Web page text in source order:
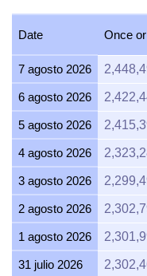
Date Once or
7 agosto 2026
6 agosto 2026
5 agosto 2026
4 agosto 2026
3 agosto 2026
2 agosto 2026
1 agosto 2026
31 julio 2026